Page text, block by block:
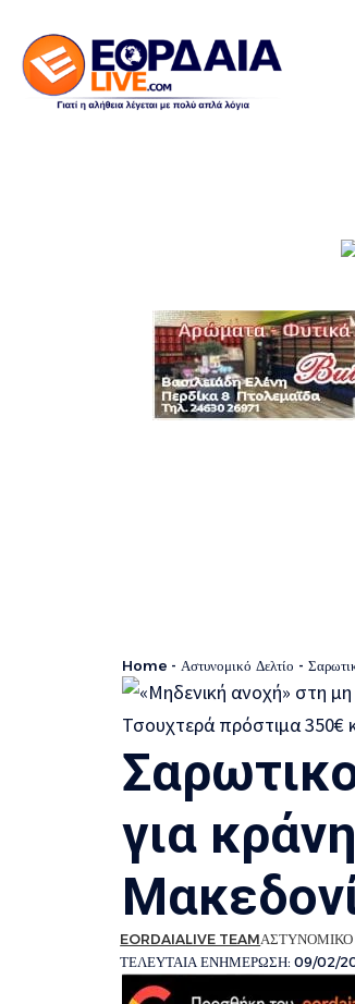
Home - Αστυνομικό Δελτίο -
για
ΤΕΛΕΥΤΑΙΑ ΕΝΗΜΕΡΩΣΗ: 09/02/
EORDAIALIVE TEAMΑΣΤΥΝΟΜΙΚΟ